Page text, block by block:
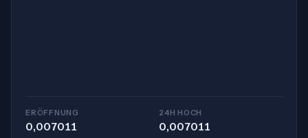
ERÖFFNUNG
0,007011
24H HOCH
0,007011